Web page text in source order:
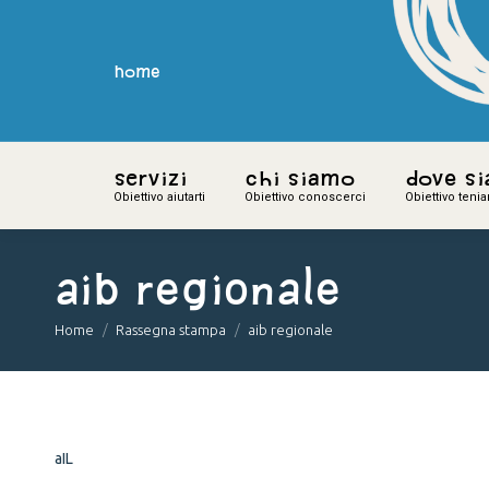
home
Servizi
Obiettivo aiutarti
Chi siamo
Obiettivo conoscerci
Dove
Obiettivo
aib regionale
You are here:
Home Rassegna stampa aib regionale
aIL
home
Servizi
Obiettivo aiutarti
Chi siamo
Obiettivo conoscerci
Dove
Obiettivo